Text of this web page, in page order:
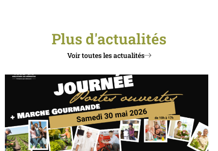
Plus d'actualités
Voir toutes les actualités